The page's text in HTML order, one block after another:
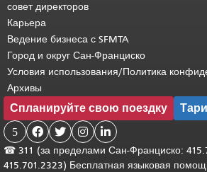
совет директоров
Карьера
Ведение бизнеса с SFMTA
Город и округ Сан-Франциско
Условия использования/Политика
Архивы
Спланируйте свою поездку
5    
☎ 311 (за пределами Сан-Франциско:
415.701.2323) Бесплатная языковая